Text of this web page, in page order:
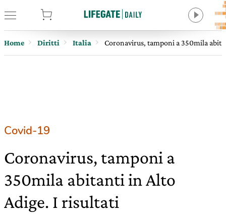
Home Diritti Italia Coronavirus, tamponi a 350mila
Covid-19
Coronavirus, tamponi a
350mila abitanti in Alto
Adige. I risultati